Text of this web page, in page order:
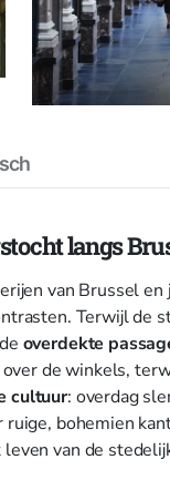
langs
van Brussel
Terwijl de
overdekte
de winkels,
cultuur: overdag
ruige, bohemien
van de